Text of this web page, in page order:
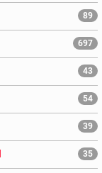
89
697
43
54
39
35